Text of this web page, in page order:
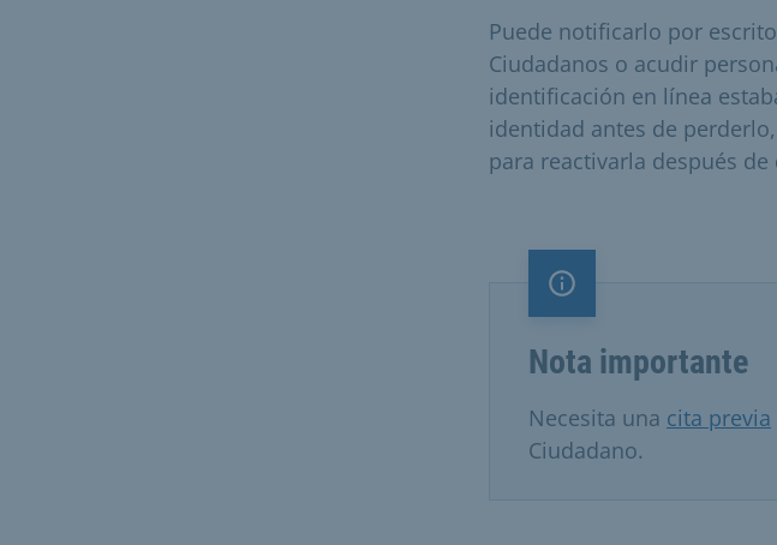
Puede notificarlo por
Ciudadanos o acudir
identificación en línea
identidad antes de
para reactivarla después
Nota importante
Nota importante
Necesita una cita previa
Ciudadano.